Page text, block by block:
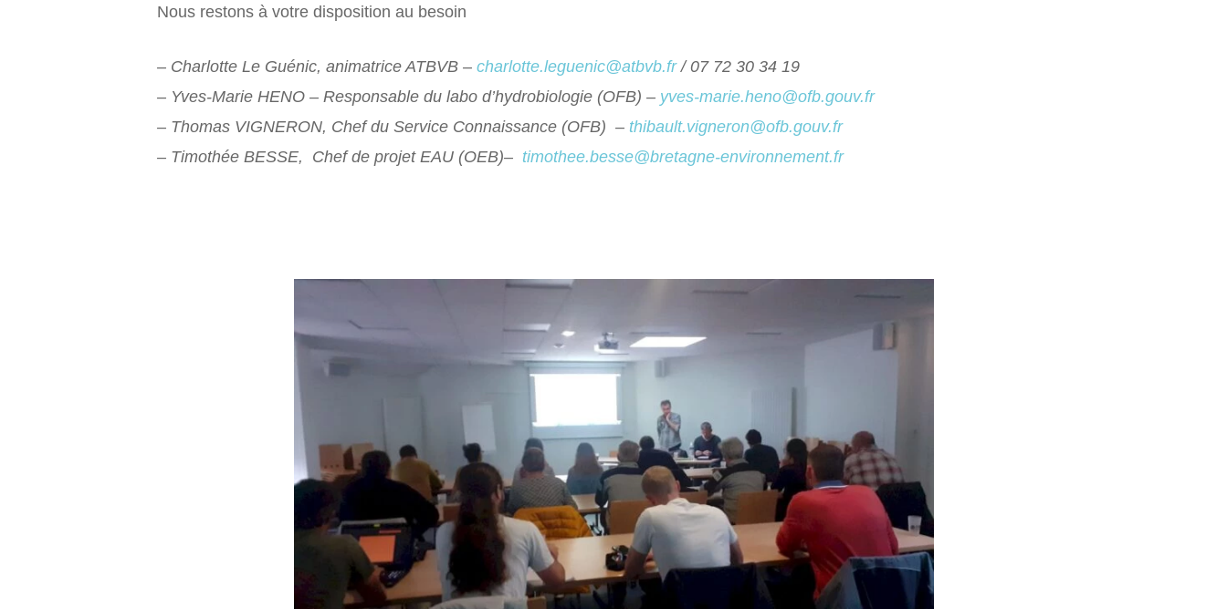
Nous restons à votre disposition au besoin
– Charlotte Le Guénic, animatrice ATBVB – charlotte.leguenic@atbvb.fr/ 07 72 30 34 19
– Yves-Marie HENO – Responsable du labo d’hydrobiologie (OFB) – yves-marie.heno@ofb.gouv.fr
– Thomas VIGNERON, Chef du Service Connaissance (OFB) – thibault.vigneron@ofb.gouv.fr
– Timothée BESSE, Chef de projet EAU (OEB)– timothee.besse@bretagne-environnement.fr